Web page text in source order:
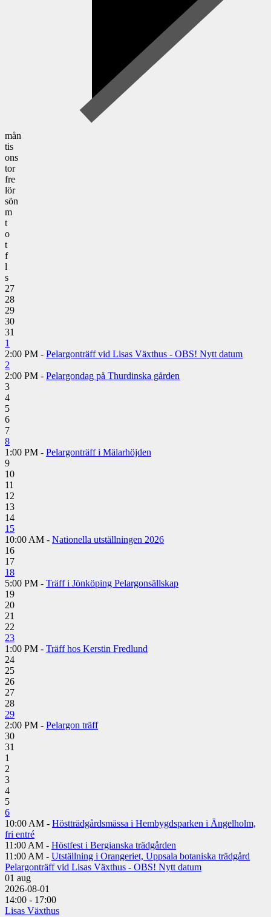
mån
tis
ons
tor
fre
lör
sön
m
t
o
t
f
l
s
27
28
29
30
31
1
2:00 PM - Pelargonträff vid Lisas Växthus - OBS! Nytt datum
2
2:00 PM - Pelargondag på Thurdinska gården
3
4
5
6
7
8
1:00 PM - Pelargonträff i Mälarhöjden
9
10
11
12
13
14
15
10:00 AM - Nationella utställningen 2026
16
17
18
5:00 PM - Träff i Jönköping Pelargonsällskap
19
20
21
22
23
1:00 PM - Träff hos Kerstin Fredlund
24
25
26
27
28
29
2:00 PM - Pelargon träff
30
31
1
2
3
4
5
6
10:00 AM - Höstträdgårdsmässa i Hembygdsparken i Ängelholm,
fri entré
11:00 AM - Höstfest i Bergianska trädgården
11:00 AM - Utställning i Orangeriet, Uppsala botaniska trädgård
Pelargonträff vid Lisas Växthus - OBS! Nytt datum
01 aug
2026-08-01
14:00 - 17:00
Lisas Växthus